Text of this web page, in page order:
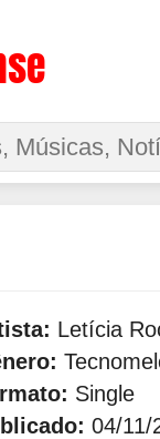
Letícia
Single
04/11/